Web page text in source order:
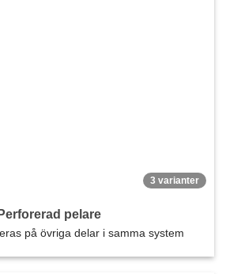
3 varianter
Perforerad pelare
på övriga delar i samma system